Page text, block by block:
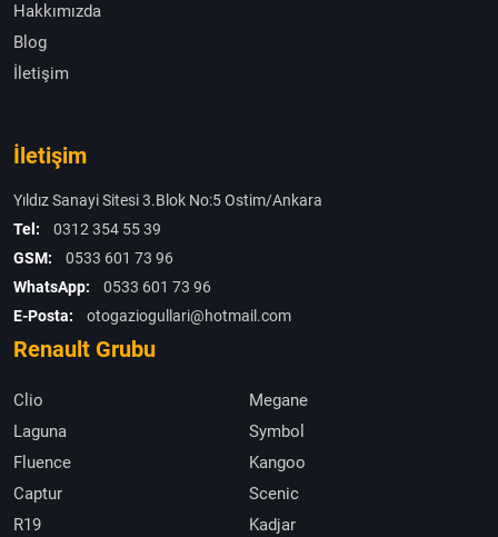
Hakkımızda
Blog
İletişim
İletişim
Yıldız Sanayi Sitesi 3.Blok No:5 Ostim/Ankara
Tel:
0312 354 55 39
GSM:
0533 601 73 96
WhatsApp:
0533 601 73 96
E-Posta:
otogaziogullari@hotmail.com
Renault Grubu
Clio
Megane
Laguna
Symbol
Fluence
Kangoo
Captur
Scenic
R19
Kadjar